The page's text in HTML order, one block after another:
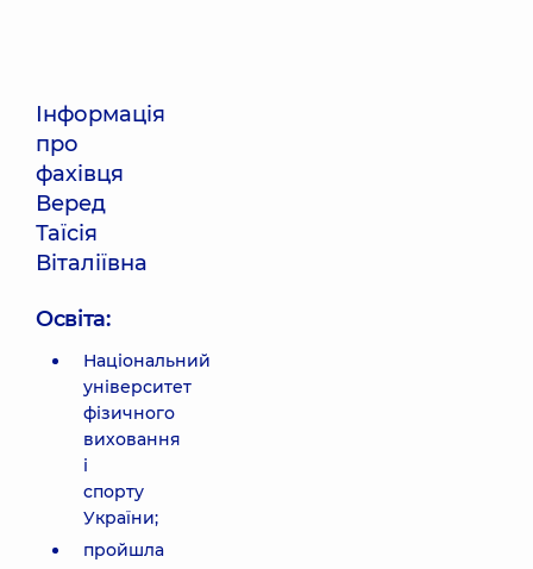
Інформація
про
фахівця
Веред
Таїсія
Віталіївна
Освіта:
Національний
університет
фізичного
виховання
і
спорту
України;
пройшла